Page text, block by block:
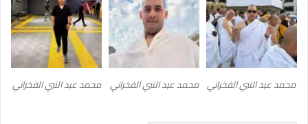
محمد عبد النبي الفخراني محمد عبد النبي الفخراني محمد عبد النبي الفخراني